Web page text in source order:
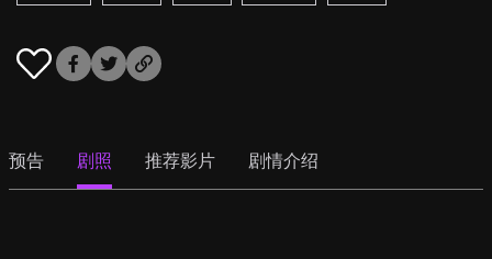
预告 剧照 推荐影片 剧情介绍